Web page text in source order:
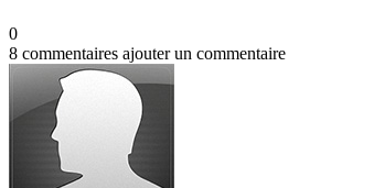
0
8 commentaires ajouter un commentaire